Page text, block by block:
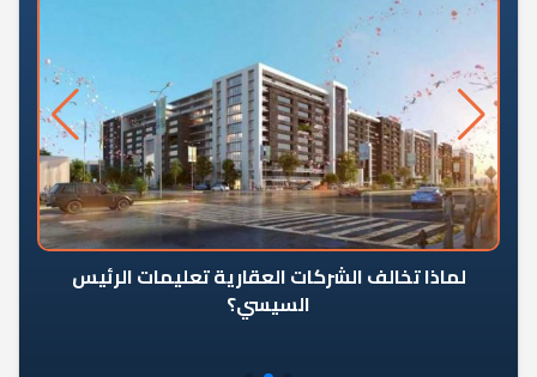
لماذا تخالف الشركات العقارية تعليمات الرئيس
السيسي؟